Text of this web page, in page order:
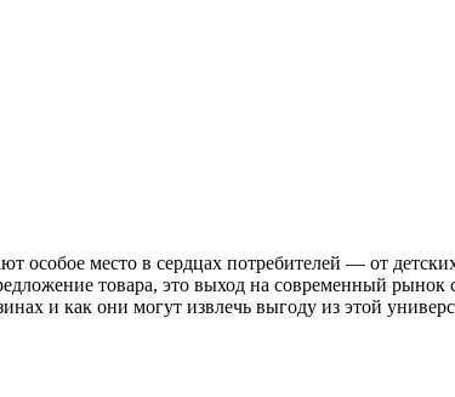
место в сердцах потребителей — от
товара, это выход на современный
и как они могут извлечь выгоду из этой